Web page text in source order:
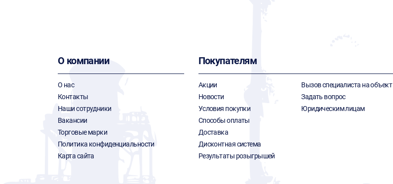
О компании
О нас
Контакты
Наши сотрудники
Вакансии
Торговые марки
Политика конфиденциальности
Карта сайта
Покупателям
Акции
Новости
Условия покупки
Способы оплаты
Доставка
Дисконтная система
Результаты розыгрышей
Вызов специалиста на объект
Задать вопрос
Юридическим лицам